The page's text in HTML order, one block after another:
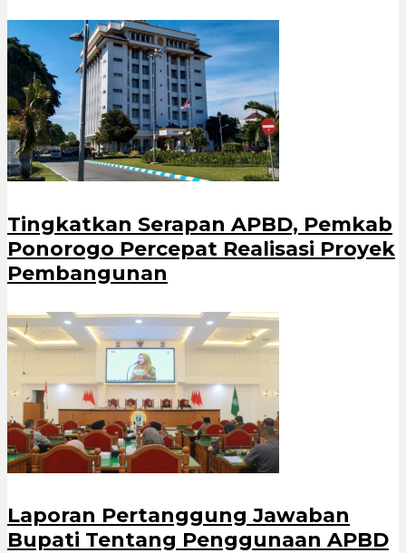
Tingkatkan Serapan APBD, Pemkab
Ponorogo Percepat Realisasi Proyek
Pembangunan
Laporan Pertanggung Jawaban
Bupati Tentang Penggunaan APBD